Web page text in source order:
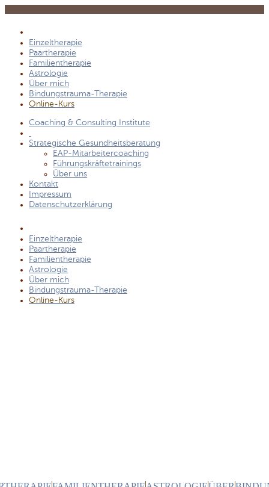
Einzeltherapie
Paartherapie
Familientherapie
Astrologie
Über mich
Bindungstrauma-Therapie
Online-Kurs
Coaching & Consulting Institute
Strategische Gesundheitsberatung
EAP-Mitarbeitercoaching
Führungskräftetrainings
Über uns
Kontakt
Impressum
Datenschutzerklärung
Einzeltherapie
Paartherapie
Familientherapie
Astrologie
Über mich
Bindungstrauma-Therapie
Online-Kurs